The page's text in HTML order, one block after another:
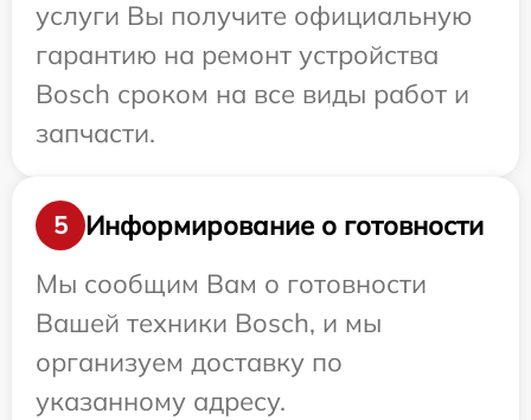
услуги Вы получите официальную
гарантию на ремонт устройства
Bosch сроком на все виды работ и
запчасти.
5
Информирование о готовности
Мы сообщим Вам о готовности
Вашей техники Bosch, и мы
организуем доставку по
указанному адресу.